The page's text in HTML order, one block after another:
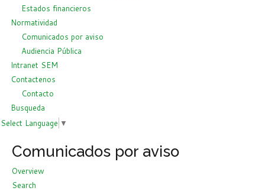
Estados financieros
Normatividad
Comunicados por aviso
Audiencia Pública
Intranet SEM
Contactenos
Contacto
Busqueda
Select Language ▼
Comunicados por aviso
Overview
Search